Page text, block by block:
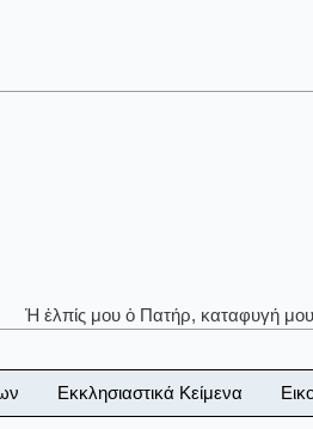
Ἡ ἐλπίς μου ὁ Πατήρ, καταφυγή
Εκκλησιαστικά Κείμενα